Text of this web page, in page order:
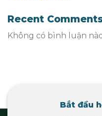
Recent
Không có bình luận
Bắt đầu